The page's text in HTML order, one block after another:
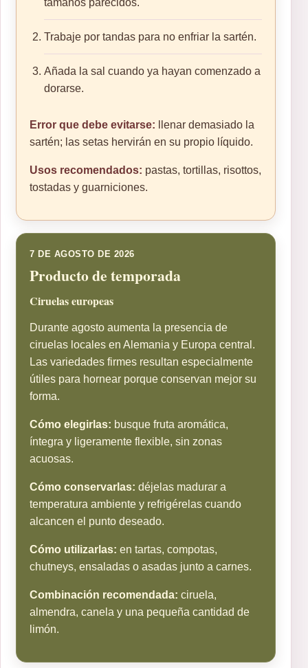
Trabaje por tandas para no enfriar la sartén.
Añada la sal cuando ya hayan comenzado a
dorarse.
Error que debe evitarse: llenar demasiado la
sartén; las setas hervirán en su propio líquido.
Usos recomendados: pastas, tortillas, risottos,
tostadas y guarniciones.
7 DE AGOSTO DE 2026
Producto de temporada
Ciruelas europeas
Durante agosto aumenta la presencia de
ciruelas locales en Alemania y Europa central.
Las variedades firmes resultan especialmente
útiles para hornear porque conservan mejor su
forma.
Cómo elegirlas: busque fruta aromática,
íntegra y ligeramente flexible, sin zonas
acuosas.
Cómo conservarlas: déjelas madurar a
temperatura ambiente y refrigérelas cuando
alcancen el punto deseado.
Cómo utilizarlas: en tartas, compotas,
chutneys, ensaladas o asadas junto a carnes.
Combinación recomendada: ciruela,
almendra, canela y una pequeña cantidad de
limón.